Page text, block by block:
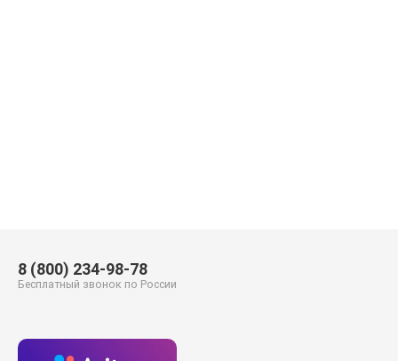
8 (800) 234-98-78
Бесплатный звонок по России